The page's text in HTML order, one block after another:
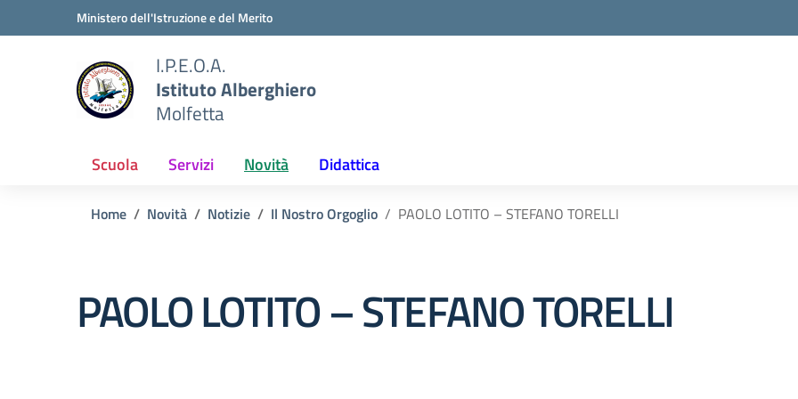
Vai ai contenuti
Vai al menu di navigazioneMinistero dell'Istruzione e del Merito
I.P.E.O.A.
Istituto Alberghiero
Molfetta
Scuola Servizi Novità Didattica
Home Novità Notizie Il Nostro Orgoglio PAOLO LOTITO – STEFANO TORELLI
PAOLO LOTITO – STEFANO TORELLI